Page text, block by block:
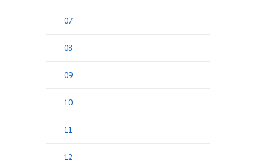
07
08
09
10
11
12